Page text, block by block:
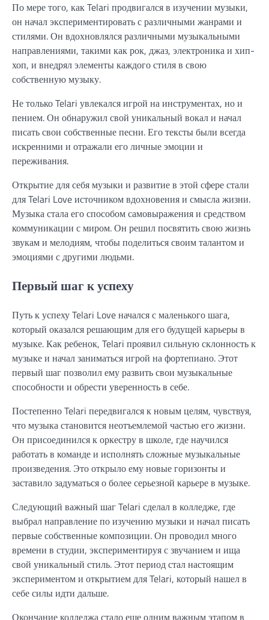
По мере того, как Telari продвигался в изучении музыки,
он начал экспериментировать с различными жанрами и
стилями. Он вдохновлялся различными музыкальными
направлениями, такими как рок, джаз, электроника и хип-
хоп, и внедрял элементы каждого стиля в свою
собственную музыку.
Не только Telari увлекался игрой на инструментах, но и
пением. Он обнаружил свой уникальный вокал и начал
писать свои собственные песни. Его тексты были всегда
искренними и отражали его личные эмоции и
переживания.
Открытие для себя музыки и развитие в этой сфере стали
для Telari Love источником вдохновения и смысла жизни.
Музыка стала его способом самовыражения и средством
коммуникации с миром. Он решил посвятить свою жизнь
звукам и мелодиям, чтобы поделиться своим талантом и
эмоциями с другими людьми.
Первый шаг к успеху
Путь к успеху Telari Love начался с маленького шага,
который оказался решающим для его будущей карьеры в
музыке. Как ребенок, Telari проявил сильную склонность к
музыке и начал заниматься игрой на фортепиано. Этот
первый шаг позволил ему развить свои музыкальные
способности и обрести уверенность в себе.
Постепенно Telari передвигался к новым целям, чувствуя,
что музыка становится неотъемлемой частью его жизни.
Он присоединился к оркестру в школе, где научился
работать в команде и исполнять сложные музыкальные
произведения. Это открыло ему новые горизонты и
заставило задуматься о более серьезной карьере в музыке.
Следующий важный шаг Telari сделал в колледже, где
выбрал направление по изучению музыки и начал писать
первые собственные композиции. Он проводил много
времени в студии, экспериментируя с звучанием и ища
свой уникальный стиль. Этот период стал настоящим
экспериментом и открытием для Telari, который нашел в
себе силы идти дальше.
Окончание колледжа стало еще одним важным этапом в